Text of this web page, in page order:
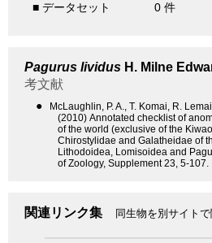
■ データセット
0 件
Pagurus lividus H. Milne
考文献
●
McLaughlin, P. A., T. Komai, R.
(2010) Annotated checklist of
of the world (exclusive of the
Chirostylidae and Galatheidae of
Lithodoidea, Lomisoidea and
of Zoology, Supplement 23, 5-107.
関連リンク集 同生物を別サイト